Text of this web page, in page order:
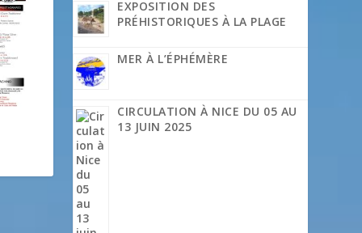
EXPOSITION DES
PRÉHISTORIQUES À LA PLAGE
MER À L’ÉPHÉMÈRE
CIRCULATION À NICE DU 05 AU
13 JUIN 2025